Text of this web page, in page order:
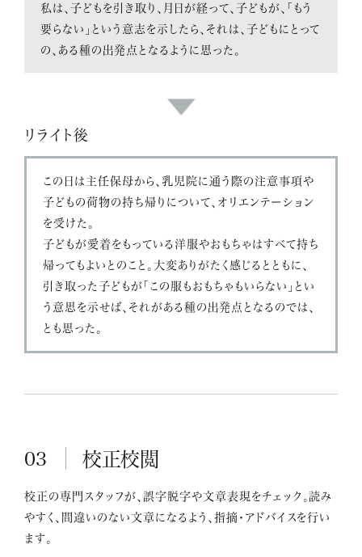
私は、子どもを引き取り、月日が経って、子どもが、「もう
要らない」という意志を示したら、それは、子どもにとって
の、ある種の出発点となるように思った。
リライト後
この日は主任保母から、乳児院に通う際の注意事項や
子どもの荷物の持ち帰りについて、オリエンテーション
を受けた。
子どもが愛着をもっている洋服やおもちゃはすべて持ち
帰ってもよいとのこと。大変ありがたく感じるとともに、
引き取った子どもが「この服もおもちゃもいらない」とい
う意思を示せば、それがある種の出発点となるのでは、
とも思った。
03 校正校閲
校正の専門スタッフが、誤字脱字や文章表現をチェック。読み
やすく、間違いのない文章になるよう、指摘・アドバイスを行い
ます。